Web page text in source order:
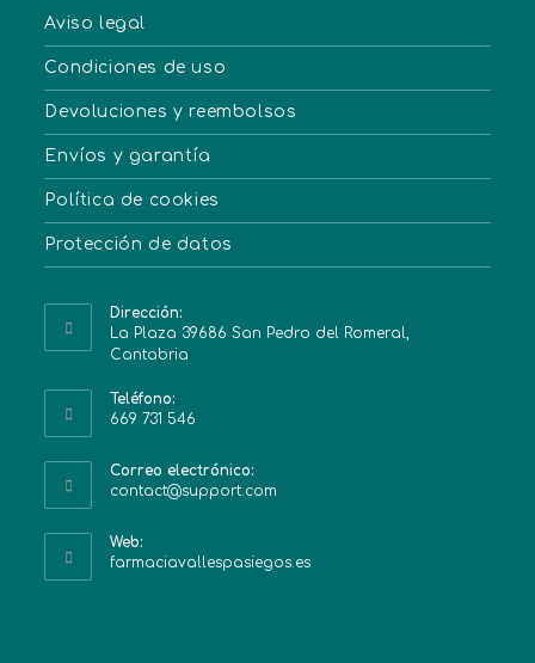
Aviso legal
Condiciones de uso
Devoluciones y reembolsos
Envíos y garantía
Política de cookies
Protección de datos
Dirección:
La Plaza 39686 San Pedro del Romeral,
Cantabria
Teléfono:
669 731 546
Correo electrónico:
contact@support.com
Web:
farmaciavallespasiegos.es